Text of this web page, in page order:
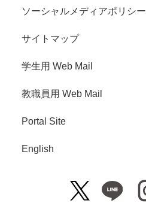
ソーシャルメディアポリシー
サイトマップ
学生用 Web Mail
教職員用 Web Mail
Portal Site
English